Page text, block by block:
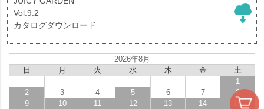
Vol.9.2
カタログダウンロード
2026年8月
日
月 火 水 木 金
土
1
2
3 4 5 6 7
8
9
10 11 12 13 14
15